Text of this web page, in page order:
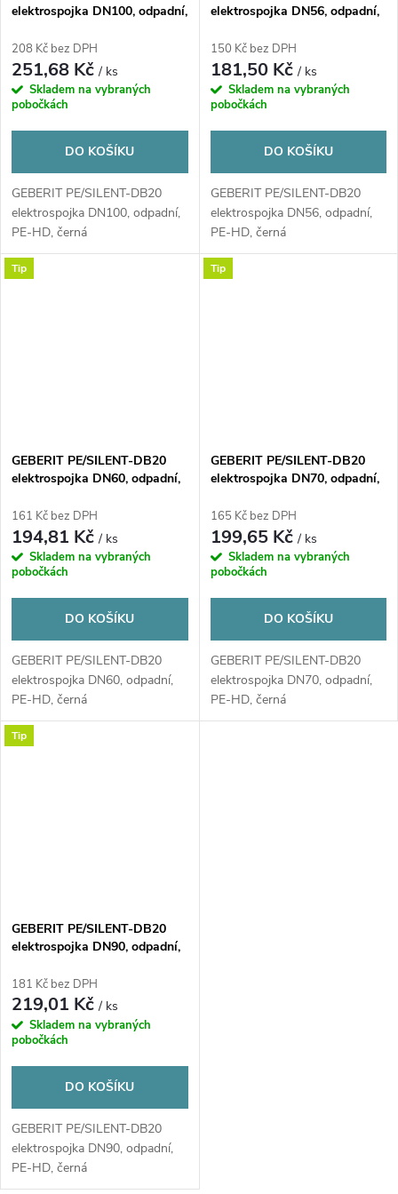
elektrospojka DN100, odpadní,
208 Kč bez DPH
251,68 Kč/ ks
Skladem na vybraných
pobočkách
DO KOŠÍKU
GEBERIT PE/SILENT-DB20
elektrospojka DN100, odpadní,
PE-HD, černá
elektrospojka DN56, odpadní,
150 Kč bez DPH
181,50 Kč/ ks
Skladem na vybraných
pobočkách
DO KOŠÍKU
GEBERIT PE/SILENT-DB20
elektrospojka DN56, odpadní,
PE-HD, černá
Tip
GEBERIT PE/SILENT-DB20
elektrospojka DN60, odpadní,
161 Kč bez DPH
194,81 Kč/ ks
Skladem na vybraných
pobočkách
DO KOŠÍKU
GEBERIT PE/SILENT-DB20
elektrospojka DN60, odpadní,
PE-HD, černá
Tip
GEBERIT PE/SILENT-DB20
elektrospojka DN70, odpadní,
165 Kč bez DPH
199,65 Kč/ ks
Skladem na vybraných
pobočkách
DO KOŠÍKU
GEBERIT PE/SILENT-DB20
elektrospojka DN70, odpadní,
PE-HD, černá
Tip
GEBERIT PE/SILENT-DB20
elektrospojka DN90, odpadní,
181 Kč bez DPH
219,01 Kč/ ks
Skladem na vybraných
pobočkách
DO KOŠÍKU
GEBERIT PE/SILENT-DB20
elektrospojka DN90, odpadní,
PE-HD, černá